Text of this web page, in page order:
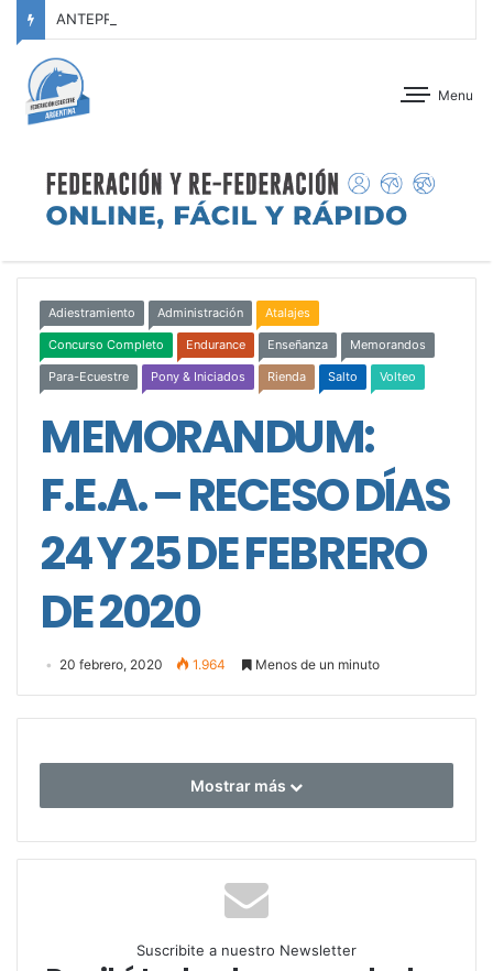
Menu
Adiestramiento Administración Atalajes
Concurso Completo Endurance Enseñanza Memorandos
Para-Ecuestre Pony & Iniciados Rienda Salto Volteo
MEMORANDUM:
F.E.A. – RECESO DÍAS
24 Y 25 DE FEBRERO
DE 2020
20 febrero, 2020 1.964 Menos de un minuto
Mostrar más
Suscribite a nuestro Newsletter